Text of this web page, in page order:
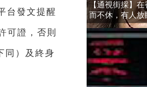
台發文提醒
可證，否則
同）及終身
【通視街採】在
而不休，有人放